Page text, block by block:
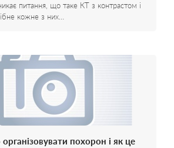
питання, що таке КТ з контрастом і
кожне з них…
похорон і як це